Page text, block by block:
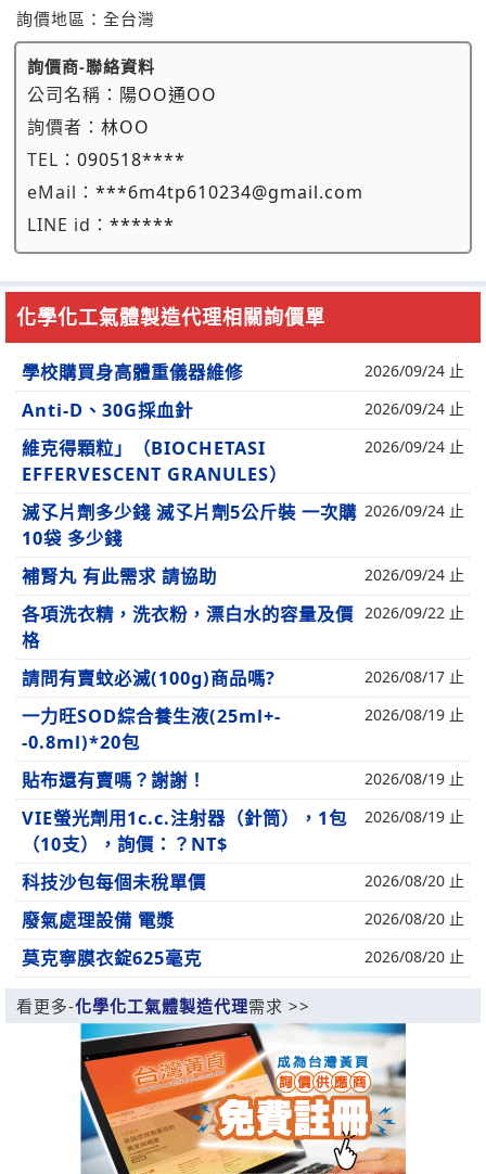
詢價地區： 全台灣
詢價商-聯絡資料
公司名稱： 陽OO通OO
詢價者： 林OO
TEL： 090518****
eMail： ***6m4tp610234@gmail.com
LINE id： ******
化學化工氣體製造代理相關詢價單
學校購買身高體重儀器維修 2026/09/24 止
Anti-D、30G採血針 2026/09/24 止
維克得顆粒」（BIOCHETASI
EFFERVESCENT GRANULES）
2026/09/24 止
滅孓片劑多少錢 滅孓片劑5公斤裝 一次購
10袋 多少錢
2026/09/24 止
補腎丸 有此需求 請協助 2026/09/24 止
各項洗衣精，洗衣粉，漂白水的容量及價
格
2026/09/22 止
請問有賣蚊必滅(100g)商品嗎? 2026/08/17 止
一力旺SOD綜合養生液(25ml+-
-0.8ml)*20包
2026/08/19 止
貼布還有賣嗎？謝謝！ 2026/08/19 止
VIE螢光劑用1c.c.注射器（針筒），1包
（10支），詢價：？NT$
2026/08/19 止
科技沙包每個未稅單價 2026/08/20 止
廢氣處理設備 電漿 2026/08/20 止
莫克寧膜衣錠625毫克 2026/08/20 止
看更多-化學化工氣體製造代理需求 >>